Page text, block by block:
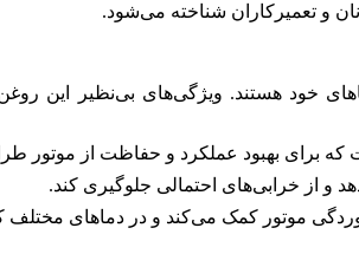
و تعمیرکاران شناخته می‌شود.
خود هستند. ویژگی‌های بی‌نظیر این
و از خرابی‌های احتمالی جلوگیری کند.
موتور کمک می‌کند و در دماهای مختلف